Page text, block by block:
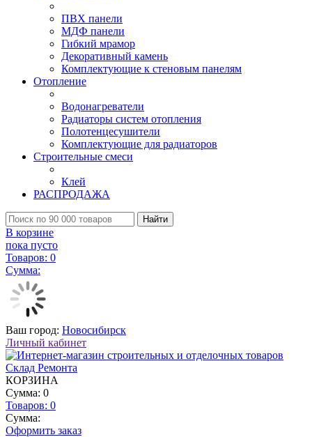
ПВХ панели
МДФ панели
Гибкий мрамор
Декоративный камень
Комплектующие к стеновым панелям
Отопление
Водонагреватели
Радиаторы систем отопления
Полотенцесушители
Комплектующие для радиаторов
Строительные смеси
Клей
РАСПРОДАЖА
Найти
В корзине
пока пусто
Товаров: 0
Сумма:
Ваш город: Новосибирск
Личный кабинет
КОРЗИНА
Сумма: 0
Товаров: 0
Сумма:
Оформить заказ